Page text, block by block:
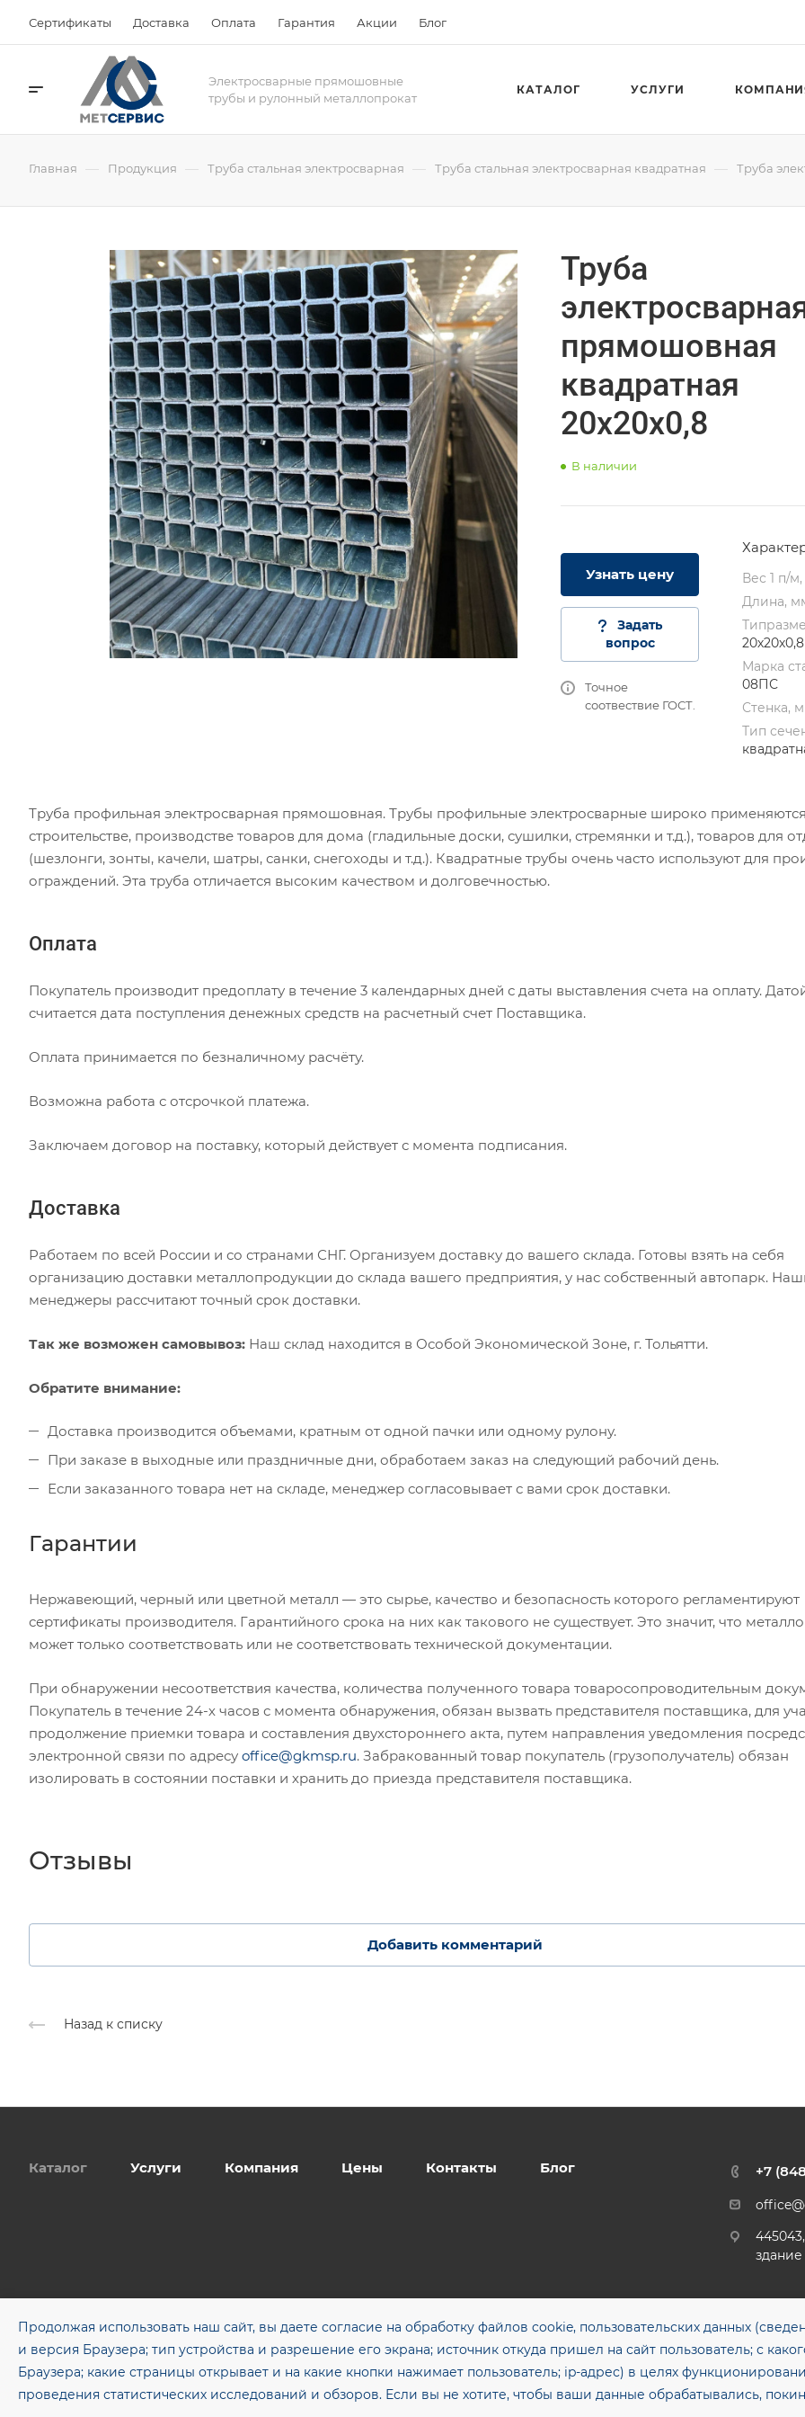
Сертификаты Доставка Оплата Гарантия Акции Блог
Электросварные прямошовные
трубы и рулонный металлопрокат
КАТАЛОГ УСЛУГИ
Главная — Продукция — Труба стальная электросварная — Труба стальная электросварная квадратная — Труба
Труба
прямошовная
квадратная
20х20х0,8
В наличии
Узнать цену
Задать
вопрос
Точное
соотвествие ГОСТ.
Вес 1 п/
Длина,
20х20х0,8
Марка
08ПС
Стенка,
Тип
Труба профильная электросварная прямошовная. Трубы профильные электросварные широко
строительстве, производстве товаров для дома (гладильные доски, сушилки, стремянки и т.д.), товаров для
(шезлонги, зонты, качели, шатры, санки, снегоходы и т.д.). Квадратные трубы очень часто используют для
ограждений. Эта труба отличается высоким качеством и долговечностью.
Оплата
Покупатель производит предоплату в течение 3 календарных дней с даты выставления счета на оплату.
считается дата поступления денежных средств на расчетный счет Поставщика.
Оплата принимается по безналичному расчёту.
Возможна работа с отсрочкой платежа.
Заключаем договор на поставку, который действует с момента подписания.
Доставка
Работаем по всей России и со странами СНГ. Организуем доставку до вашего склада. Готовы взять на себя
организацию доставки металлопродукции до склада вашего предприятия, у нас собственный автопарк.
менеджеры рассчитают точный срок доставки.
Так же возможен самовывоз: Наш склад находится в Особой Экономической Зоне, г. Тольятти.
Обратите внимание:
Доставка производится объемами, кратным от одной пачки или одному рулону.
При заказе в выходные или праздничные дни, обработаем заказ на следующий рабочий день.
Если заказанного товара нет на складе, менеджер согласовывает с вами срок доставки.
Гарантии
Нержавеющий, черный или цветной металл — это сырье, качество и безопасность которого регламентируют
сертификаты производителя. Гарантийного срока на них как такового не существует. Это значит, что
может только соответствовать или не соответствовать технической документации.
При обнаружении несоответствия качества, количества полученного товара товаросопроводительным
Покупатель в течение 24-х часов с момента обнаружения, обязан вызвать представителя поставщика, для
продолжение приемки товара и составления двухстороннего акта, путем направления уведомления
электронной связи по адресу office@gkmsp.ru. Забракованный товар покупатель (грузополучатель) обязан
изолировать в состоянии поставки и хранить до приезда представителя поставщика.
Отзывы
Добавить комментарий
Назад к списку
Каталог Услуги Компания Цены Контакты Блог +7
Политика конфиденциальности
Согласие на обработку
Продолжая использовать наш сайт, вы даете согласие на обработку файлов cookie, пользовательских данных
и версия Браузера; тип устройства и разрешение его экрана; источник откуда пришел на сайт пользователь; с
Браузера; какие страницы открывает и на какие кнопки нажимает пользователь; ip-адрес) в целях
проведения статистических исследований и обзоров. Если вы не хотите, чтобы ваши данные обрабатывались,